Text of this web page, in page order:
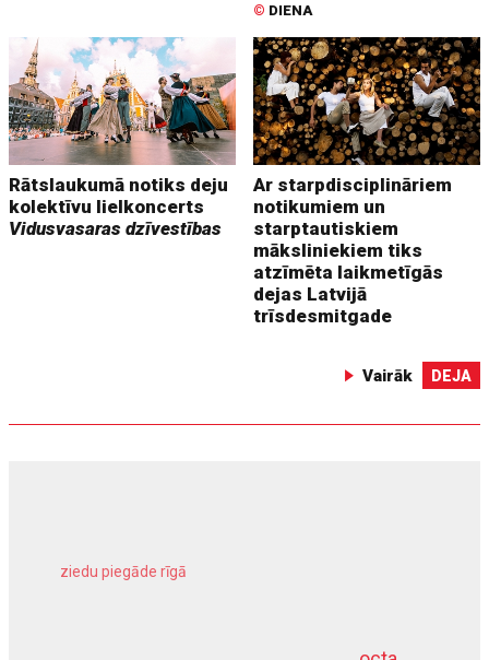
© DIENA
Rātslaukumā notiks deju
kolektīvu lielkoncerts
Vidusvasaras dzīvestības
Ar starpdisciplināriem
notikumiem un
starptautiskiem
māksliniekiem tiks
atzīmēta laikmetīgās
dejas Latvijā
trīsdesmitgade
Vairāk DEJA
ziedu piegāde rīgā
dziļurbums